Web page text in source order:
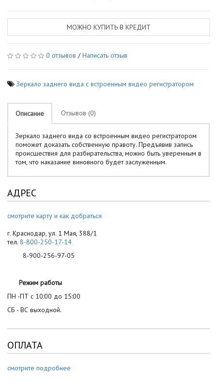
МОЖНО КУПИТЬ В КРЕДИТ
0 отзывов /Написать отзыв
Зеркало заднего вида с встроенным видео регистратором
Описание Отзывов (0)
Зеркало заднего вида со встроенным видео регистратором
поможет доказать собственную правоту. Предъявив запись
происшествия для разбирательства, можно быть уверенным в
том, что наказание виновного будет заслуженным.
АДРЕС
смотрите карту и как добраться
г. Краснодар, ул. 1 Мая, 388/1
тел. 8-800-250-17-14
8-900-256-97-05
Режим работы
ПН -ПТ с 10:00 до 15:00
СБ - ВС выходной.
ОПЛАТА
смотрите подробнее